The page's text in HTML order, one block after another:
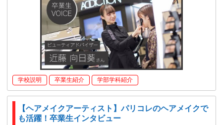
学校説明 卒業生紹介 学部学科紹介
【ヘアメイクアーティスト】パリコレのヘアメイクで
も活躍！卒業生インタビュー